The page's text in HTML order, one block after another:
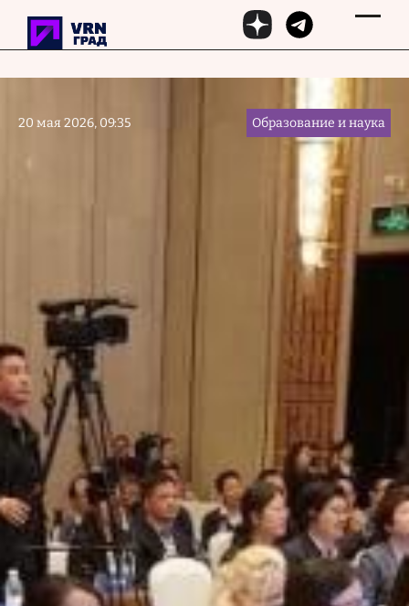
Перейти к основному содержанию
20 мая 2026, 09:35 Образование и наука